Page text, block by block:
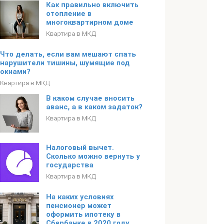
Как правильно включить
отопление в
многоквартирном доме
Квартира в МКД
Что делать, если вам мешают спать
нарушители тишины, шумящие под
окнами?
Квартира в МКД
В каком случае вносить
аванс, а в каком задаток?
Квартира в МКД
Налоговый вычет.
Сколько можно вернуть у
государства
Квартира в МКД
На каких условиях
пенсионер может
оформить ипотеку в